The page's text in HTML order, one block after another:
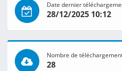
Date dernier
28/12/2025 10:12
Nombre de
28